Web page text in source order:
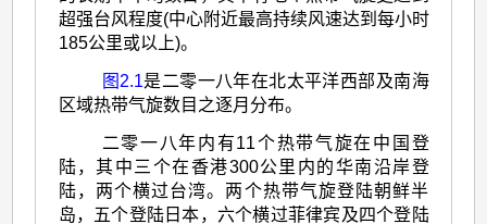
超强台风程度(中心附近最高持续风速达到每小时
185公里或以上)。
图2.1是二零一八年在北太平洋西部及南海
区域热带气旋数目之逐月分布。
二零一八年内有11个热带气旋在中国登
陆，其中三个在香港300公里内的华南沿岸登
陆，两个横过台湾。两个热带气旋登陆朝鲜半
岛，五个登陆日本，六个横过菲律宾及四个登陆